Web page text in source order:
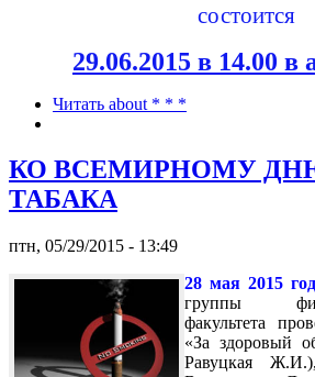
состоится
29.06.2015 в 14.00 в
Читать about * * *
КО ВСЕМИРНОМУ
ТАБАКА
птн, 05/29/2015 - 13:49
28 мая 2015
группы
факультета
«За здоровый
Равуцкая